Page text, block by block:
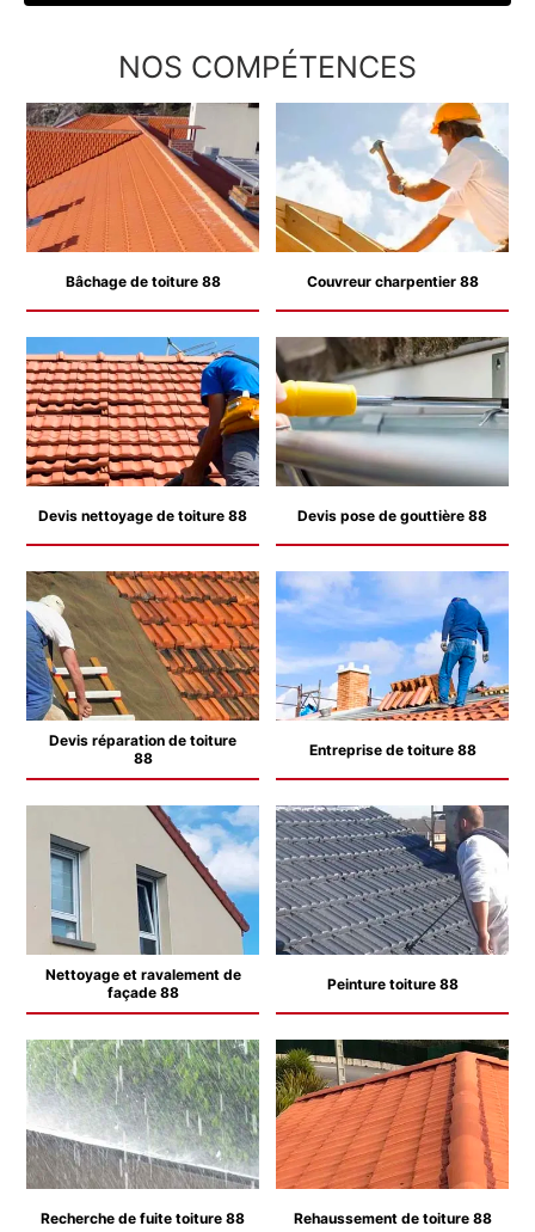
NOS COMPÉTENCES
Bâchage de toiture 88 Couvreur charpentier 88
Devis nettoyage de toiture 88 Devis pose de gouttière 88
Devis réparation de toiture
88
Entreprise de toiture 88
Nettoyage et ravalement de
façade 88
Peinture toiture 88
Recherche de fuite toiture 88 Rehaussement de toiture 88